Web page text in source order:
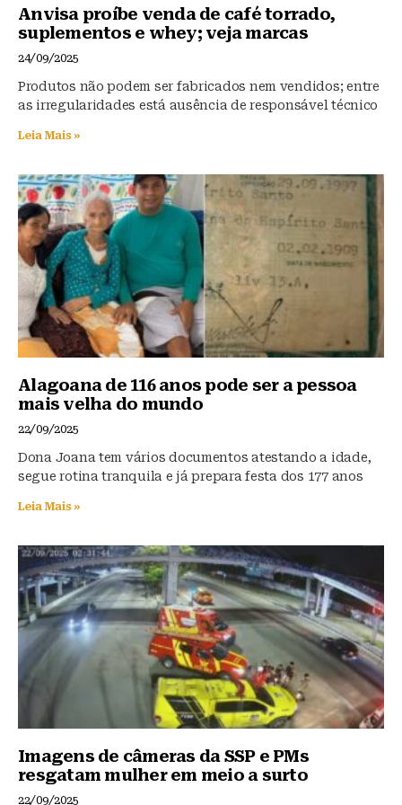
Anvisa proíbe venda de café torrado,
suplementos e whey; veja marcas
24/09/2025
Produtos não podem ser fabricados nem vendidos; entre
as irregularidades está ausência de responsável técnico
Leia Mais »
Alagoana de 116 anos pode ser a pessoa
mais velha do mundo
22/09/2025
Dona Joana tem vários documentos atestando a idade,
segue rotina tranquila e já prepara festa dos 177 anos
Leia Mais »
Imagens de câmeras da SSP e PMs
resgatam mulher em meio a surto
22/09/2025